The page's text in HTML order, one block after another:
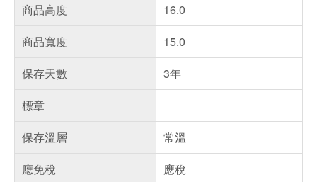
商品高度
16.0
商品寬度
15.0
保存天數
3年
標章
保存溫層
常溫
應免稅
應稅